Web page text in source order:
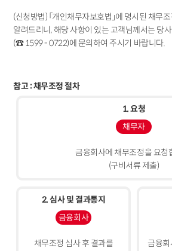
(신청방법) 「개인채무자보호법」에 명시된 채무
알려드리니, 해당 사항이 있는 고객님께서는 당
(☎ 1599 - 0722)에 문의하여 주시기 바랍니다.
참고 : 채무조정 절차
1. 요청
채무자
금융회사에 채무조정을 요청
(구비서류 제출)
2. 심사 및 결과통지
금융회사
채무조정 심사 후 결과를
금융회